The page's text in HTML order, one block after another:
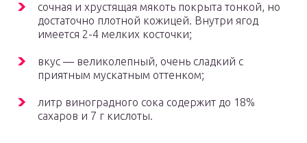
сочная и хрустящая мякоть покрыта тонкой, но
достаточно плотной кожицей. Внутри ягод
имеется 2-4 мелких косточки;
вкус — великолепный, очень сладкий с
приятным мускатным оттенком;
литр виноградного сока содержит до 18%
сахаров и 7 г кислоты.